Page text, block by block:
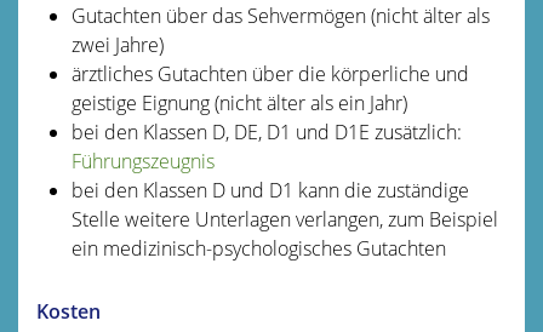
Gutachten über das Sehvermögen (nicht älter als
zwei Jahre)
ärztliches Gutachten über die körperliche und
geistige Eignung (nicht älter als ein Jahr)
bei den Klassen D, DE, D1 und D1E zusätzlich:
Führungszeugnis
bei den Klassen D und D1 kann die zuständige
Stelle weitere Unterlagen verlangen, zum Beispiel
ein medizinisch-psychologisches Gutachten
Kosten